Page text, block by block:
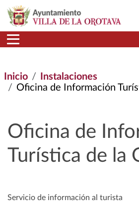
Pasar al contenido principal
Inicio
Instalaciones
Oficina de Información
Oficina de
Turística de la
Servicio de información al turista